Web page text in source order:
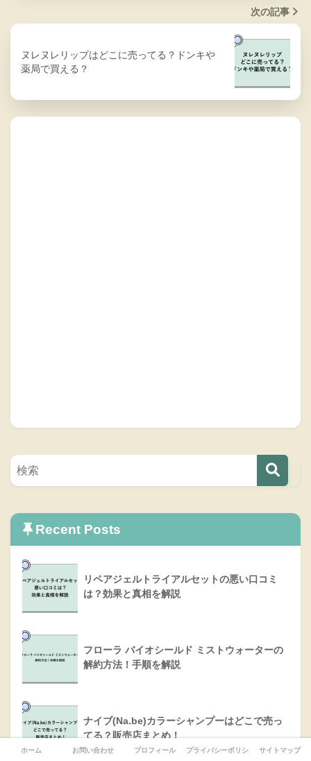
次の記事
ヌレヌレリップはどこに売ってる？ドンキや
薬局で買える？
Recent Posts
リペアジェルトライアルセットの悪い口コミ
は？効果と真相を解説
フローラ バイオシールド ミストウォーターの
解約方法！手順を解説
ナイブ(Na.be)カラーシャンプーはどこで売っ
てる？販売店まとめ！
ホーム お問い合わせ プロフィール プライバシーポリシー サイトマップ